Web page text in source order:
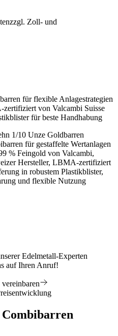
zzgl. Zoll- und
für flexible Anlagestrategien
von Valcambi Suisse
für beste Handhabung
1/10 Unze Goldbarren
für gestaffelte Wertanlagen
% Feingold von Valcambi,
Hersteller, LBMA-zertifiziert
in robustem Plastikblister,
und flexible Nutzung
Edelmetall-Experten
auf Ihren Anruf!
Combibarren